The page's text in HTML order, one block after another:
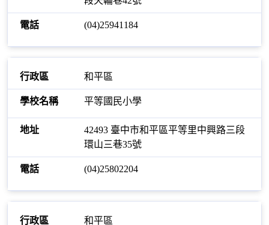
(04)25941184
和平區
平等國民小學
42493 臺中市和平區平等里中興路三段
環山三巷35號
(04)25802204
和平區